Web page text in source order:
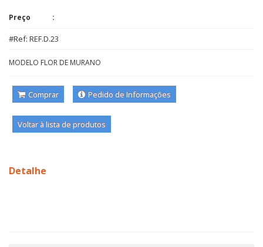
Preço
#Ref: REF.D.23
MODELO FLOR DE MURANO
Comprar Pedido de Informações
Voltar à lista de produtos
Detalhe